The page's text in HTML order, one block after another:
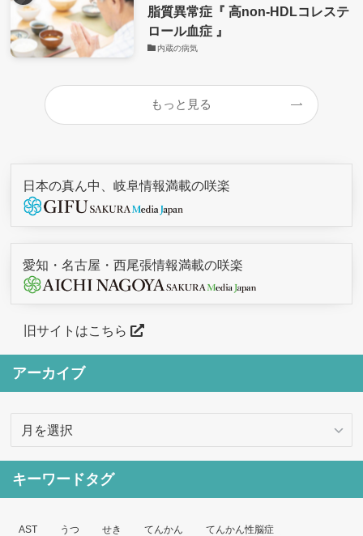
脂質異常症『 高non-HDLコレステ
ロール血症 』
内蔵の病気
もっと見る
日本の真ん中、岐阜情報満載の咲楽
愛知・名古屋・西尾張情報満載の咲楽
旧サイトはこちら
アーカイブ
カ
イ
キーワードタグ
AST うつ せき てんかん てんかん性脳症